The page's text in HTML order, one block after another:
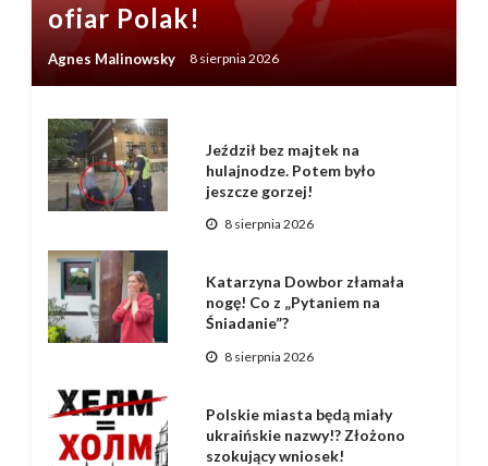
ofiar Polak!
Agnes Malinowsky 8 sierpnia 2026
Jeździł bez majtek na
hulajnodze. Potem było
jeszcze gorzej!
8 sierpnia 2026
Katarzyna Dowbor złamała
nogę! Co z „Pytaniem na
Śniadanie”?
8 sierpnia 2026
Polskie miasta będą miały
ukraińskie nazwy!? Złożono
szokujący wniosek!